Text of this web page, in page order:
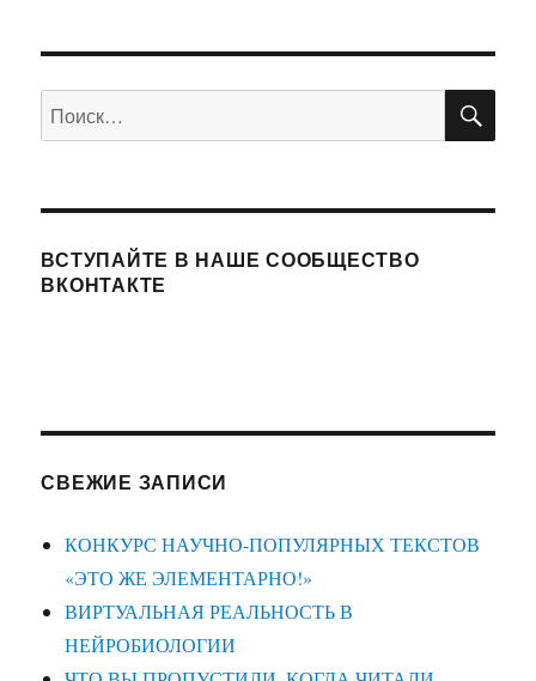
записям
Я
СТРА
А
Искать:
ВСТУПАЙТЕ В НАШЕ СООБЩЕСТВО
ВКОНТАКТЕ
СВЕЖИЕ ЗАПИСИ
КОНКУРС НАУЧНО-ПОПУЛЯРНЫХ ТЕКСТОВ
«ЭТО ЖЕ ЭЛЕМЕНТАРНО!»
ВИРТУАЛЬНАЯ РЕАЛЬНОСТЬ В
НЕЙРОБИОЛОГИИ